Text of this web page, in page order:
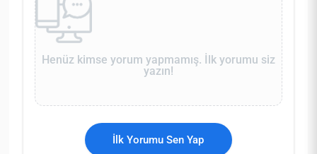
Henüz kimse yorum yapmamış. İlk yorumu siz
yazın!
İlk Yorumu Sen Yap